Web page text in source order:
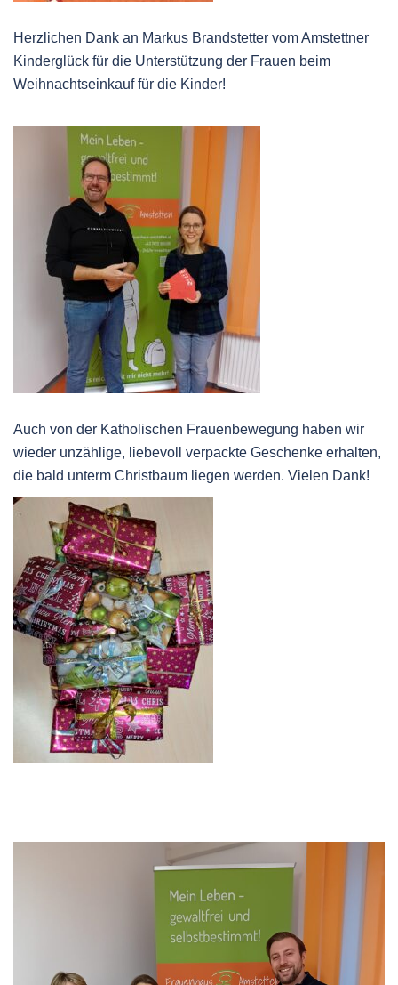
Herzlichen Dank an Markus Brandstetter vom Amstettner
Kinderglück für die Unterstützung der Frauen beim
Weihnachtseinkauf für die Kinder!
Auch von der Katholischen Frauenbewegung haben wir
wieder unzählige, liebevoll verpackte Geschenke erhalten,
die bald unterm Christbaum liegen werden. Vielen Dank!